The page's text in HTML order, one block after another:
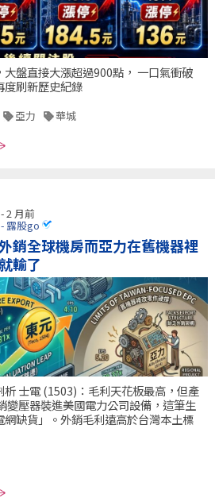
盤直接大漲超過900點， 一口氣衝破
度刷新歷史紀錄
亞力 華城
2 月前
露股go
銷全球機房而亞力在舊機器裡
輸了
士電 (1503)：毛利天花板最高，但產
變壓器裝進美國電力公司設備，這筆生
缺貨」。外銷毛利遠高於台灣本土標